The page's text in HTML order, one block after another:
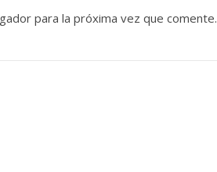
para la próxima vez que comente.